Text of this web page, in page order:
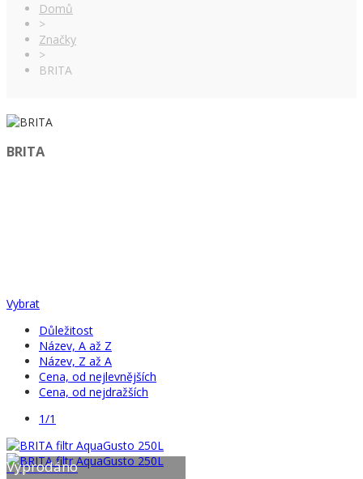
Domů
>
Značky
>
BRITA
BRITA
Vybrat
Důležitost
Název, A až Z
Název, Z až A
Cena, od nejlevnějších
Cena, od nejdražších
1/1
Vyprodáno